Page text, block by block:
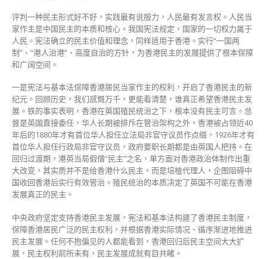
评判一种民主形式好不好，实践最有说服力，人民最有发言权。人民当
家作主是中国民主的本质和核心。我国宪法规定，国家的一切权力属于
人民。宪法确立的民主价值和理念，同样适用于香港。实行“一国两
制”、“港人治港”、高度自治的方针，为香港民主的发展提供了根本保障
和广阔空间。
一是宪法与基本法保障香港居民当家作主的权利，开启了香港民主的新
纪元。回顾历史，我们感慨万千，更能看清楚，谁真正希望香港民主发
展。铁的事实表明，香港在英国殖民统治之下，根本没有民主可言。总
督是英国直接委任，华人长期被排斥在管治架构之外，香港被占领近40
年后的1880年才有首位华人担任立法局非官守议员作点缀，1926年才有
首位华人担任行政局非官守议员，政府要职长期都是由英国人把持。在
回归过渡期，港英当局假借“民主”之名，单方面对香港政治体制作出重
大改变，其实质并不是给香港什么民主，而是培植代理人，企图阻碍中
国收回香港后实行有效管治。殖民统治的本质决定了英国不可能在香港
发展真正的民主。
中央政府坚定支持香港民主发展，宪法和基本法构建了香港民主制度，
保障香港居民广泛的民主权利，并根据香港实际情况、循序渐进地推进
民主发展。任何不抱偏见的人都能看到，香港回归后民主空间大大扩
展，民主权利前所未有，民主发展成就有目共睹。